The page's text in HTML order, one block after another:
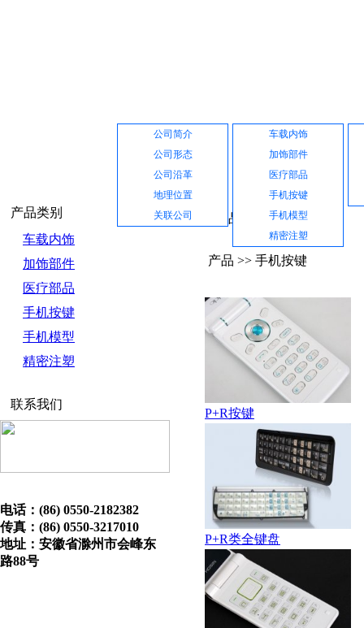
公司简介
公司形态
公司沿革
地理位置
关联公司
车载内饰
加饰部件
医疗部品
手机按键
手机模型
精密注塑
产品类别
车载内饰
加饰部件
医疗部品
手机按键
手机模型
精密注塑
联系我们
电话：(86) 0550-2182382
传真：(86) 0550-3217010
地址：安徽省滁州市会峰东
路88号
产品中心
产品 >> 手机按键
P+R按键
P+R类全键盘